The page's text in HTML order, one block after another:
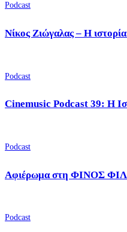
Podcast
Νίκος Ζιώγαλας – Η
Podcast
Cinemusic Podcast 39: Η
Podcast
Αφιέρωμα στη ΦΙΝΟΣ
Podcast